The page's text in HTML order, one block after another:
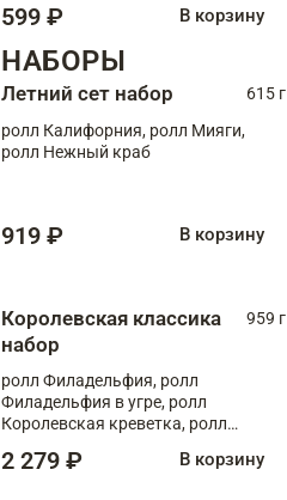
599 ₽ В корзину
НАБОРЫ
Летний сет набор
615 г
ролл Калифорния, ролл Мияги,
ролл Нежный краб
919 ₽ В корзину
Королевская классика
набор
959 г
ролл Филадельфия, ролл
Филадельфия в угре, ролл
Королевская креветка, ролл
2 279 ₽ В корзину